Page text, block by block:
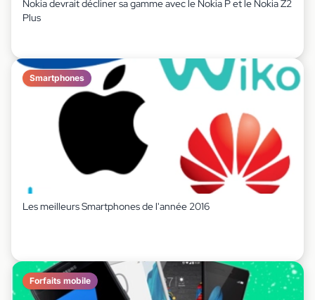
Nokia devrait décliner sa gamme avec le Nokia P et le Nokia Z2
Plus
Smartphones
Les meilleurs Smartphones de l'année 2016
Forfaits mobile